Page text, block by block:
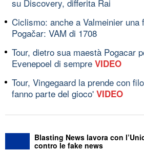
su Discovery, differita Rai
Ciclismo: anche a Valmeinier una
Pogačar: VAM di 1708
Tour, dietro sua maestà Pogacar
Evenepoel di sempre VIDEO
Tour, Vingegaard la prende con
fanno parte del gioco' VIDEO
Blasting News lavora con
contro le fake news